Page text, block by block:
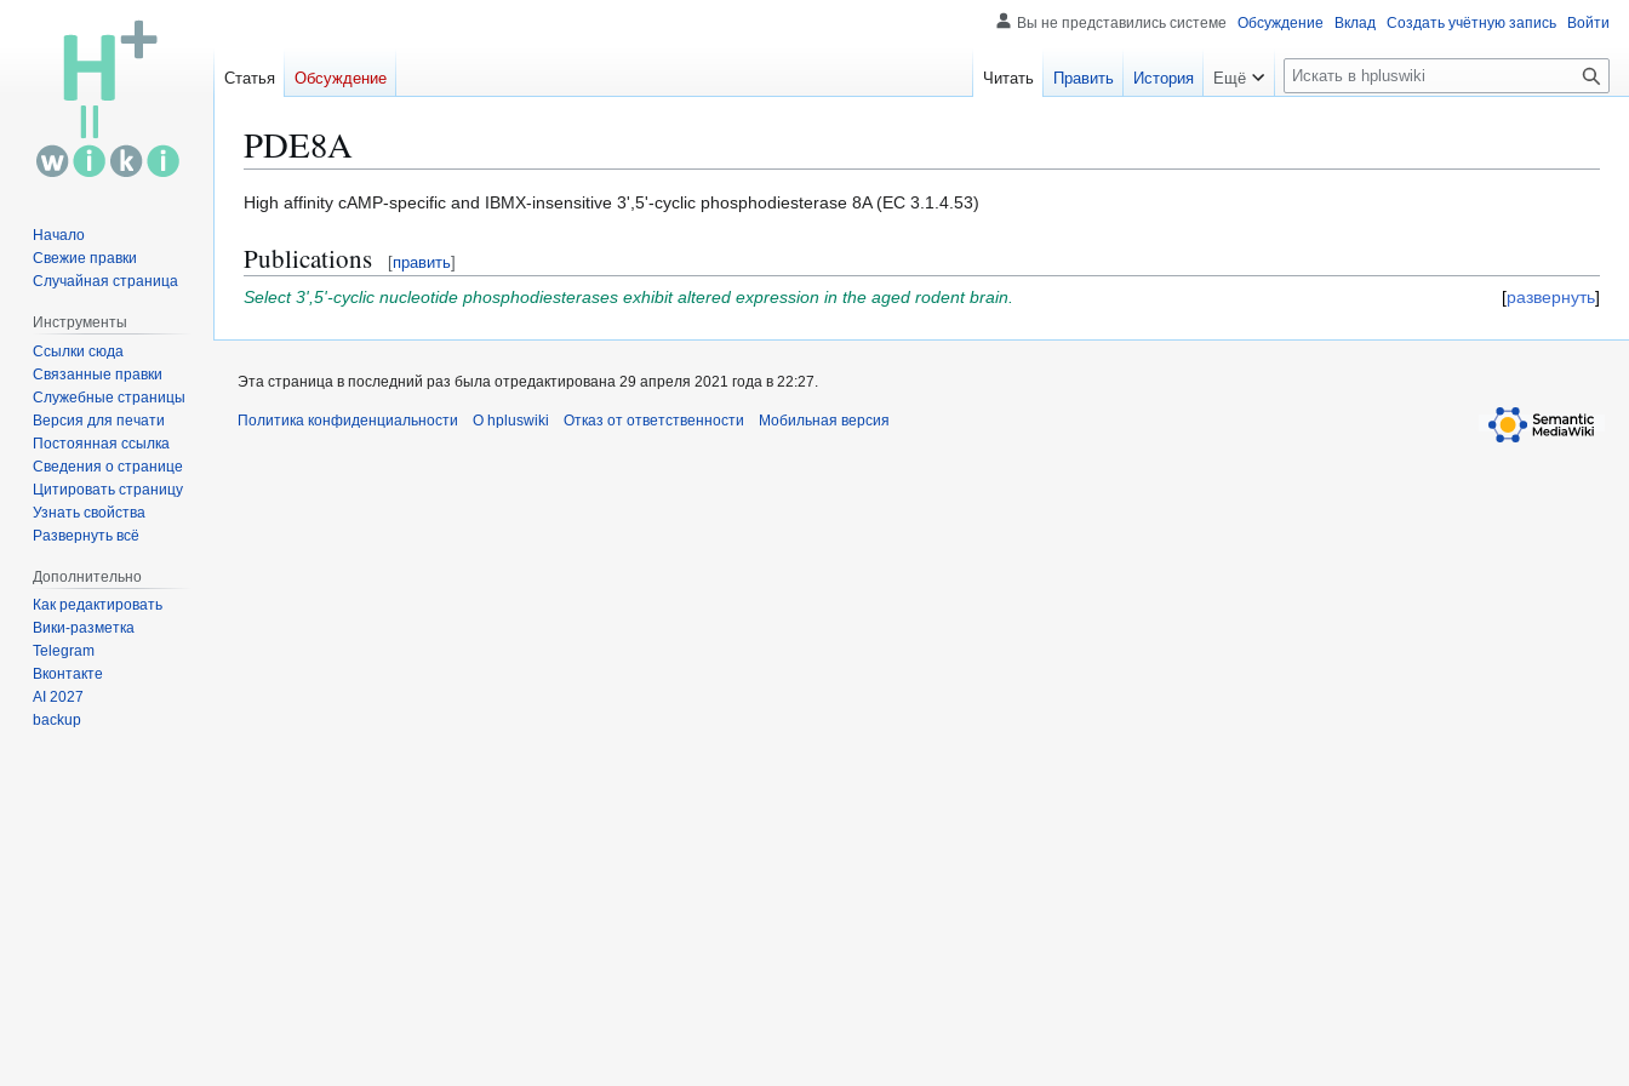
PDE8A
Перейти
навигации
Перейти
поиску
High affinity cAMP-specific and IBMX-insensitive 3',5'-cyclic phosphodiesterase 8A (EC 3.1.4.53)
Publications [править]
развернуть
Select 3',5'-cyclic nucleotide phosphodiesterases exhibit altered expression in the aged rodent brain.
Вы не представились системе Обсуждение Вклад Создать учётную запись Войти
Статья Обсуждение Читать Править История Ещё
П
о
к
Начало
Свежие правки
Случайная страница
Инструменты
Ссылки сюда
Связанные правки
Служебные страницы
Версия для печати
Постоянная ссылка
Сведения о странице
Цитировать страницу
Узнать свойства
Развернуть всё
Дополнительно
Как редактировать
Вики-разметка
Telegram
Вконтакте
AI 2027
backup
Эта страница в последний раз была отредактирована 29 апреля 2021 года в 22:27.
Политика конфиденциальности О hpluswiki Отказ от ответственности Мобильная версия